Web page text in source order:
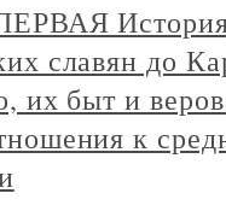
славян до
их быт и
к